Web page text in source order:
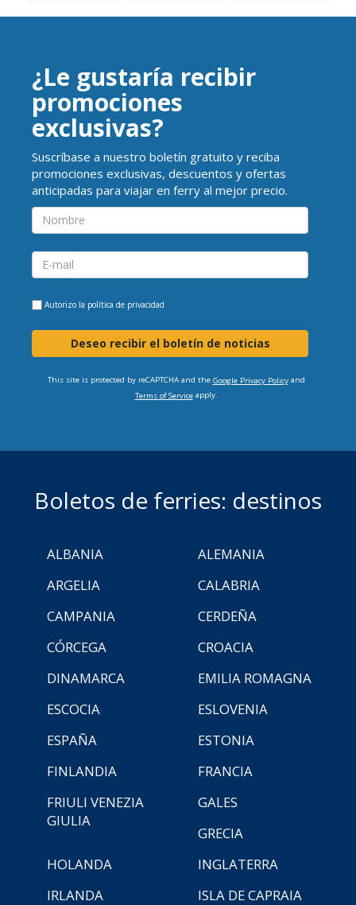
¿Le gustaría recibir
promociones
exclusivas?
Suscríbase a nuestro boletín gratuito y reciba
promociones exclusivas, descuentos y ofertas
anticipadas para viajar en ferry al mejor precio.
Autorizo la política de privacidad
Deseo recibir el boletín de noticias
This site is protected by reCAPTCHA and the Google Privacy Policyand
Terms of Serviceapply.
Boletos de ferries: destinos
ALBANIA
ALEMANIA
ARGELIA
CALABRIA
CAMPANIA
CERDEÑA
CÓRCEGA
CROACIA
DINAMARCA
EMILIA ROMAGNA
ESCOCIA
ESLOVENIA
ESPAÑA
ESTONIA
FINLANDIA
FRANCIA
FRIULI VENEZIA
GIULIA
GALES
GRECIA
HOLANDA
INGLATERRA
IRLANDA
ISLA DE CAPRAIA